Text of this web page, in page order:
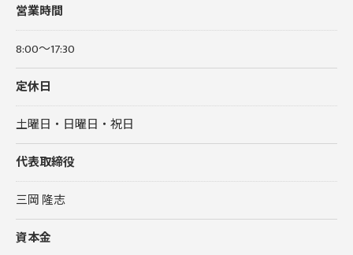
営業時間
8:00～17:30
定休日
土曜日・日曜日・祝日
代表取締役
三岡 隆志
資本金